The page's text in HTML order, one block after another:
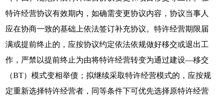
特许经营协议有效期内，如确需变更协议内容，协议当事人
应在协商一致的基础上依法签订补充协议。特许经营期限届
满或提前终止的，应按协议约定依法依规做好移交或退出工
作，严禁以提前终止为由将特许经营转变为通过建设—移交
（BT）模式变相举债；拟继续采取特许经营模式的，应按规
定重新选择特许经营者，同等条件下可优先选择原特许经营